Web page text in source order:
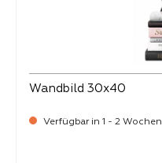
Wandbild 30x40
Verfügbar in 1 - 2 Wochen